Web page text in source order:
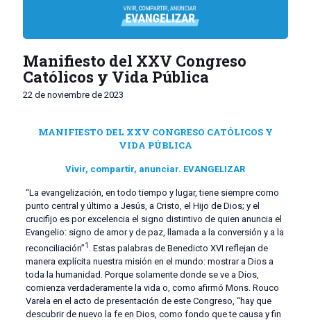
Manifiesto del XXV Congreso
Católicos y Vida Pública
22 de noviembre de 2023
MANIFIESTO DEL XXV CONGRESO CATÓLICOS Y
VIDA PÚBLICA
Vivir, compartir, anunciar. EVANGELIZAR
“La evangelización, en todo tiempo y lugar, tiene siempre como
punto central y último a Jesús, a Cristo, el Hijo de Dios; y el
crucifijo es por excelencia el signo distintivo de quien anuncia el
Evangelio: signo de amor y de paz, llamada a la conversión y a la
reconciliación”1 . Estas palabras de Benedicto XVI reflejan de
manera explícita nuestra misión en el mundo: mostrar a Dios a
toda la humanidad. Porque solamente donde se ve a Dios,
comienza verdaderamente la vida o, como afirmó Mons. Rouco
Varela en el acto de presentación de este Congreso, “hay que
descubrir de nuevo la fe en Dios, como fondo que te causa y fin